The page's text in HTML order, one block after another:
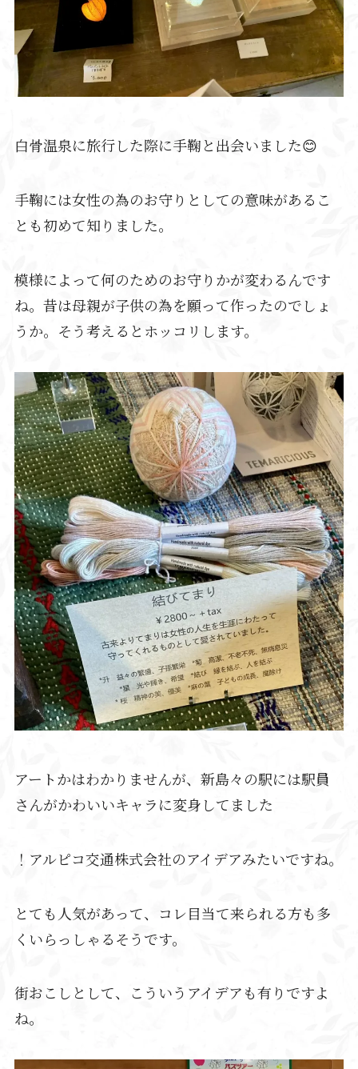
白骨温泉に旅行した際に手鞠と出会いました😊
手鞠には女性の為のお守りとしての意味があるこ
とも初めて知りました。
模様によって何のためのお守りかが変わるんです
ね。昔は母親が子供の為を願って作ったのでしょ
うか。そう考えるとホッコリします。
アートかはわかりませんが、新島々の駅には駅員
さんがかわいいキャラに変身してました
！アルピコ交通株式会社のアイデアみたいですね。
とても人気があって、コレ目当て来られる方も多
くいらっしゃるそうです。
街おこしとして、こういうアイデアも有りですよ
ね。